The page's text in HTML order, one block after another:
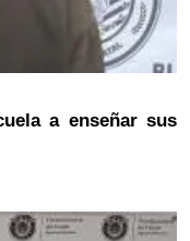
a enseñar sus